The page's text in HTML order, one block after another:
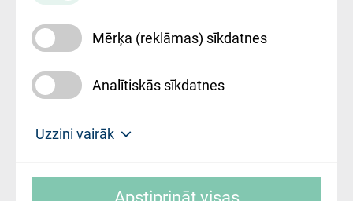
pakalpojumu
cenrādis
Mērķa (reklāmas) sīkdatnes
Analītiskās sīkdatnes
Uzzini vairāk
slimnīca, turpmāk – Pārzinis, sīkdatņu